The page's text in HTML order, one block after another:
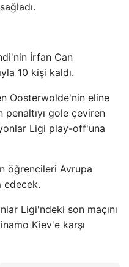
İrfan Can
10 kişi kaldı.
Oosterwolde'nin eline
gole çeviren
Ligi play-off'una
öğrencileri Avrupa
edecek.
Ligi'ndeki son maçını
Kiev'e karşı